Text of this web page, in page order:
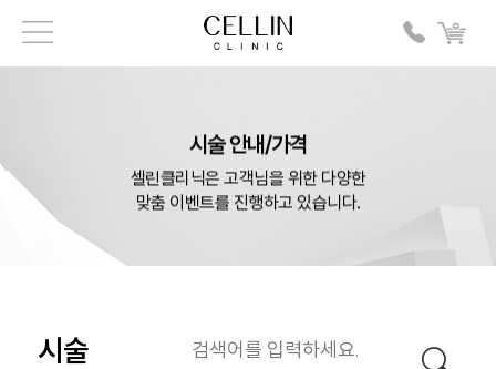
시술 안내/가격
셀린클리닉은 고객님을 위한 다양한
맞춤 이벤트를 진행하고 있습니다.
시술